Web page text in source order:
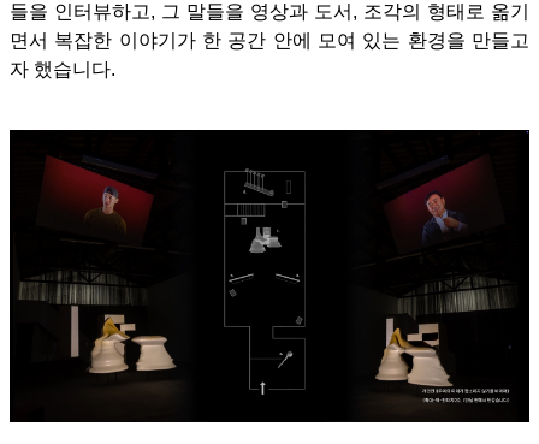
들을 인터뷰하고, 그 말들을 영상과 도서, 조각의 형태로 옮기
면서 복잡한 이야기가 한 공간 안에 모여 있는 환경을 만들고
자 했습니다.